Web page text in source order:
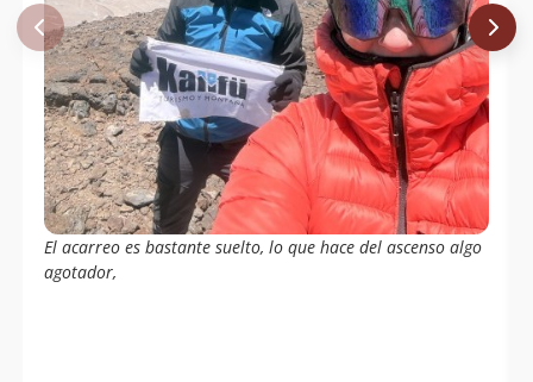
El acarreo es bastante suelto, lo que hace del ascenso algo
agotador,